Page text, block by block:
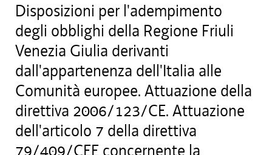
Disposizioni per l'adempimento
degli obblighi della Regione Friuli
Venezia Giulia derivanti
dall'appartenenza dell'Italia alle
Comunità europee. Attuazione della
direttiva 2006/123/CE. Attuazione
dell'articolo 7 della direttiva
79/409/CEE concernente la